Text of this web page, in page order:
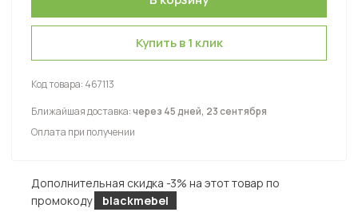
Купить в 1 клик
Код товара: 467113
Ближайшая доставка:через 45 дней, 23 сентября
Оплата при получении
Дополнительная скидка -3% на этот товар по
промокоду
blackmebel